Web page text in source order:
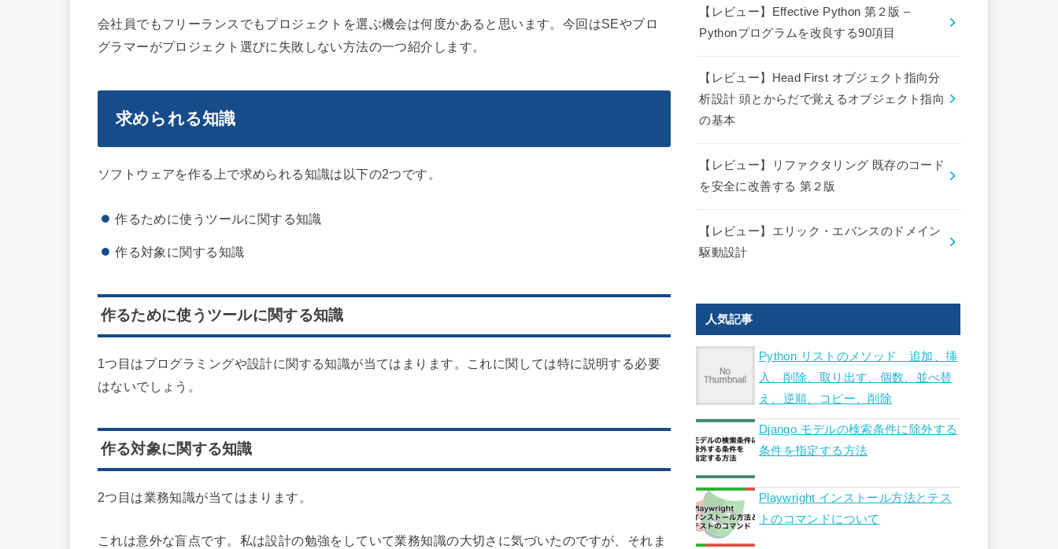
会社員でもフリーランスでもプロジェクトを選ぶ機会は何度かあると思います。今回はSEやプロ
グラマーがプロジェクト選びに失敗しない方法の一つ紹介します。
求められる知識
ソフトウェアを作る上で求められる知識は以下の2つです。
作るために使うツールに関する知識
作る対象に関する知識
作るために使うツールに関する知識
1つ目はプログラミングや設計に関する知識が当てはまります。これに関しては特に説明する必要
はないでしょう。
作る対象に関する知識
2つ目は業務知識が当てはまります。
これは意外な盲点です。私は設計の勉強をしていて業務知識の大切さに気づいたのですが、それま
【レビュー】Effective Python 第２版 –
Pythonプログラムを改良する90項目
【レビュー】Head First オブジェクト指向分
析設計 頭とからだで覚えるオブジェクト指向
の基本
【レビュー】リファクタリング 既存のコード
を安全に改善する 第２版
【レビュー】エリック・エバンスのドメイン
駆動設計
人気記事
Python リストのメソッド 追加、挿
入、削除、取り出す、個数、並べ替
え、逆順、コピー、削除
Django モデルの検索条件に除外する
条件を指定する方法
Playwright インストール方法とテス
トのコマンドについて